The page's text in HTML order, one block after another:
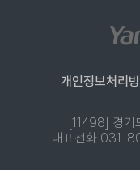
개인정보처리
[11498] 경기
대표전화 031-